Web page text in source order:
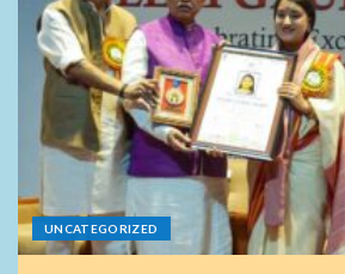
UNCATEGORIZED